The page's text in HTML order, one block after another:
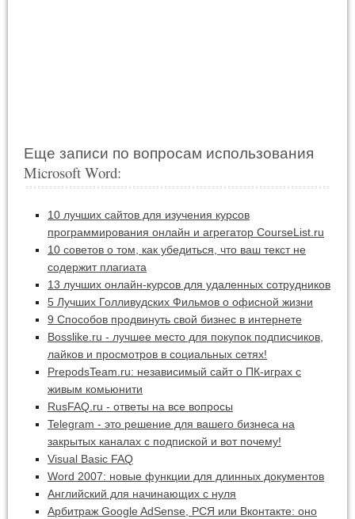
Еще записи по вопросам использования
Microsoft Word:
10 лучших сайтов для изучения курсов
программирования онлайн и агрегатор CourseList.ru
10 советов о том, как убедиться, что ваш текст не
содержит плагиата
13 лучших онлайн-курсов для удаленных сотрудников
5 Лучших Голливудских Фильмов о офисной жизни
9 Способов продвинуть свой бизнес в интернете
Bosslike.ru - лучшее место для покупок подписчиков,
лайков и просмотров в социальных сетях!
PrepodsTeam.ru: независимый сайт о ПК-играх с
живым комьюнити
RusFAQ.ru - ответы на все вопросы
Telegram - это решение для вашего бизнеса на
закрытых каналах с подпиской и вот почему!
Visual Basic FAQ
Word 2007: новые функции для длинных документов
Английский для начинающих с нуля
Арбитраж Google AdSense, РСЯ или Вконтакте: оно